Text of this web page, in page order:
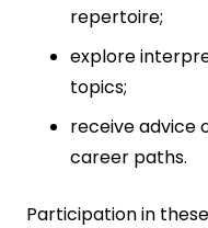
repertoire;
explore
topics;
receive advice
career paths.
Participation in